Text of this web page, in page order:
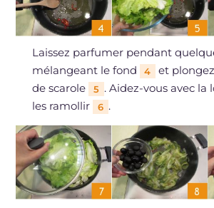
Laissez parfumer pendant
mélangeant le fond
4
et
de scarole
5 . Aidez-vous avec la
les ramollir
6 .